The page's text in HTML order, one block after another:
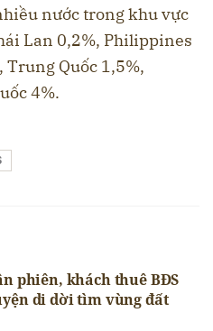
nước trong khu vực
Lan 0,2%, Philippines
Trung Quốc 1,5%,
4%.
phiên, khách thuê BĐS
di dời tìm vùng đất